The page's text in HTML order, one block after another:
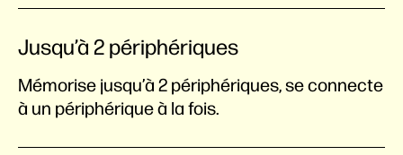
Jusqu’à 2 périphériques
Mémorise jusqu’à 2 périphériques, se connecte
à un périphérique à la fois.